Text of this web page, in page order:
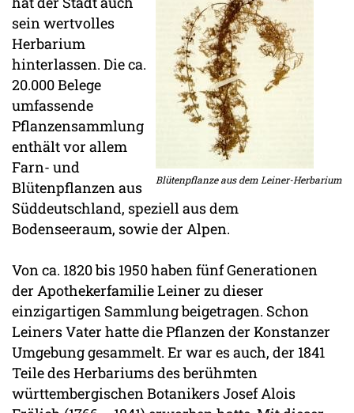
Blütenpflanze aus dem Leiner-Herbarium
sein wertvolles
Herbarium
hinterlassen. Die ca.
20.000 Belege
umfassende
Pflanzensammlung
enthält vor allem
Farn- und
Blütenpflanzen aus
Süddeutschland, speziell aus dem
Bodenseeraum, sowie der Alpen.
Von ca. 1820 bis 1950 haben fünf Generationen
der Apothekerfamilie Leiner zu dieser
einzigartigen Sammlung beigetragen. Schon
Leiners Vater hatte die Pflanzen der Konstanzer
Umgebung gesammelt. Er war es auch, der 1841
Teile des Herbariums des berühmten
württembergischen Botanikers Josef Alois